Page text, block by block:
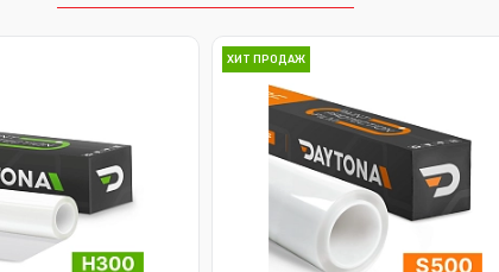
ХИТ ПРОДАЖ